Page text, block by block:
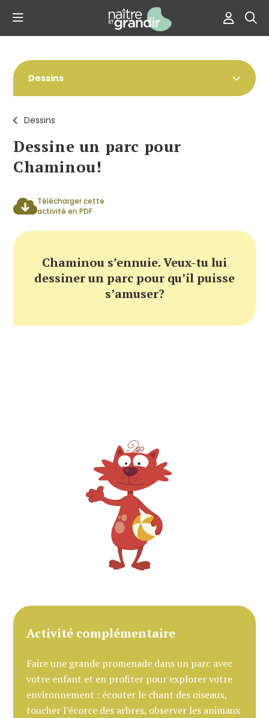
Dessins
Dessine un parc pour
Chaminou!
Dessins
Télécharger cette
activité en PDF
Chaminou s’ennuie. Veux-tu lui
dessiner un parc pour qu’il puisse
s’amuser?
Activité complémentaire
Faire une grande promenade dans un parc avec
votre enfant et en profiter pour explorer votre
environnement : écouter le chant des oiseaux,
toucher l’écorce des arbres, observer les animaux